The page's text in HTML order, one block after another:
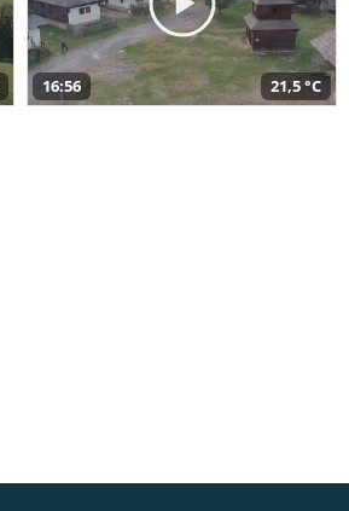
16:56 21,5 °C